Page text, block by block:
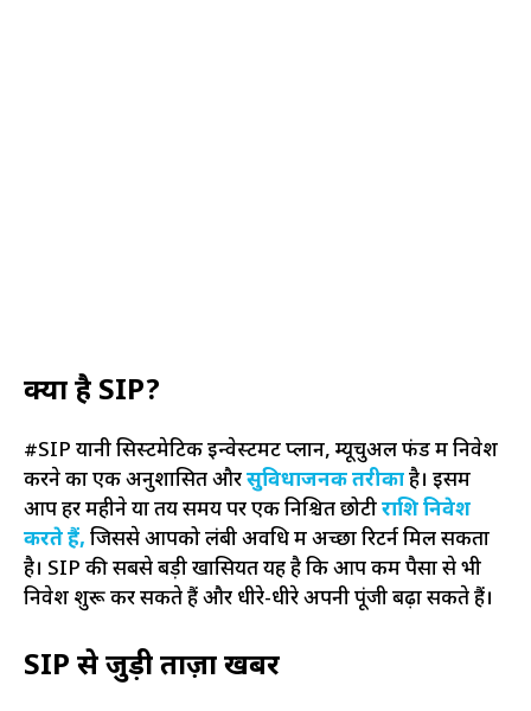
क्या है SIP?
#SIP यानी सिस्टमेटिक इन्वेस्टमेंट प्लान, म्यूचुअल फंड में निवेश
करने का एक अनुशासित औरसुविधाजनक तरीकाहै। इसमें
आप हर महीने या तय समय पर एक निश्चित छोटीराशि निवेश
करते हैं, जिससे आपको लंबी अवधि में अच्छा रिटर्न मिल सकता
है। SIP की सबसे बड़ी खासियत यह है कि आप कम पैसों से भी
निवेश शुरू कर सकते हैं और धीरे-धीरे अपनी पूंजी बढ़ा सकते हैं।
SIP से जुड़ी ताज़ा खबरें